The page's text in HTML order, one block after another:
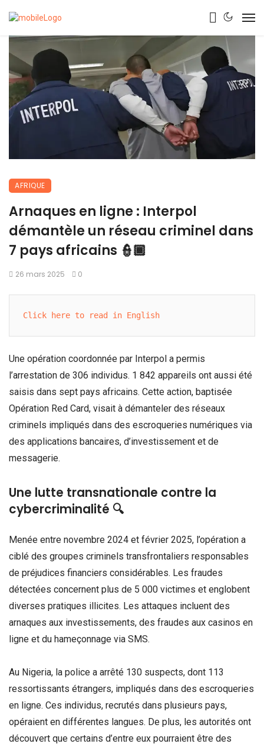
AFRIQUE
Arnaques en ligne : Interpol
démantèle un réseau criminel dans
7 pays africains 👮🏾
26 mars 2025 0
Click here to read in English
Une opération coordonnée par Interpol a permis
l’arrestation de 306 individus. 1 842 appareils ont aussi été
saisis dans sept pays africains. Cette action, baptisée
Opération Red Card, visait à démanteler des réseaux
criminels impliqués dans des escroqueries numériques via
des applications bancaires, d’investissement et de
messagerie.
Une lutte transnationale contre la
cybercriminalité 🔍
Menée entre novembre 2024 et février 2025, l’opération a
ciblé des groupes criminels transfrontaliers responsables
de préjudices financiers considérables. Les fraudes
détectées concernent plus de 5 000 victimes et englobent
diverses pratiques illicites. Les attaques incluent des
arnaques aux investissements, des fraudes aux casinos en
ligne et du hameçonnage via SMS.
Au Nigeria, la police a arrêté 130 suspects, dont 113
ressortissants étrangers, impliqués dans des escroqueries
en ligne. Ces individus, recrutés dans plusieurs pays,
opéraient en différentes langues. De plus, les autorités ont
découvert que certains d’entre eux pourraient être des